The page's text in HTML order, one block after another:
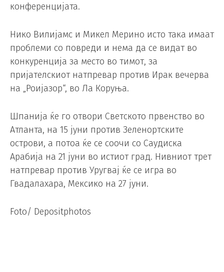
конференцијата.
Нико Вилијамс и Микел Мерино исто така имаат
проблеми со повреди и нема да се видат во
конкуренција за место во тимот, за
пријателскиот натпревар против Ирак вечерва
на „Роијазор“, во Ла Коруња.
Шпанија ќе го отвори Светското првенство во
Атланта, на 15 јуни против Зеленортските
острови, а потоа ќе се соочи со Саудиска
Арабија на 21 јуни во истиот град. Нивниот трет
натпревар против Уругвај ќе се игра во
Гвадалахара, Мексико на 27 јуни.
Foto/ Depositphotos